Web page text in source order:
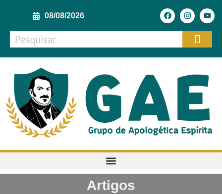
08/08/2026
Artigos